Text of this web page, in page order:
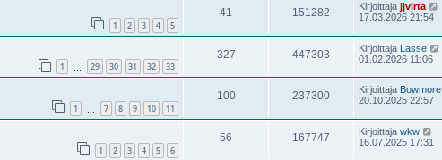
1 2 3 4 5
41 151282 Kirjoittaja jjvirta
17.03.2026 21:54
1 29 30 31 32 33
327 447303 Kirjoittaja Lasse
01.02.2026 11:06
1 7 8 9 10 11
100 237300 Kirjoittaja Bowmore
20.10.2025 22:57
1 2 3 4 5 6
56 167747 Kirjoittaja wkw
16.07.2025 17:31